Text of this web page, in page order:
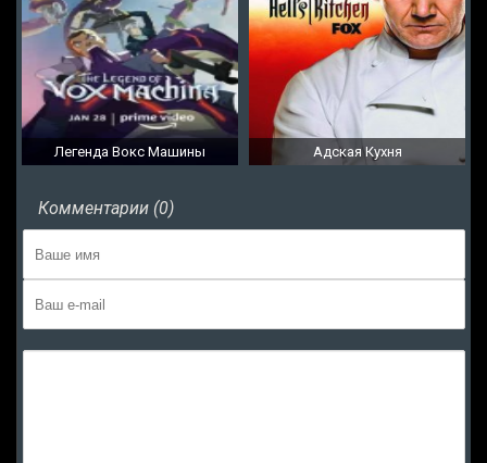
Легенда Вокс Машины Адская Кухня
Комментарии (0)